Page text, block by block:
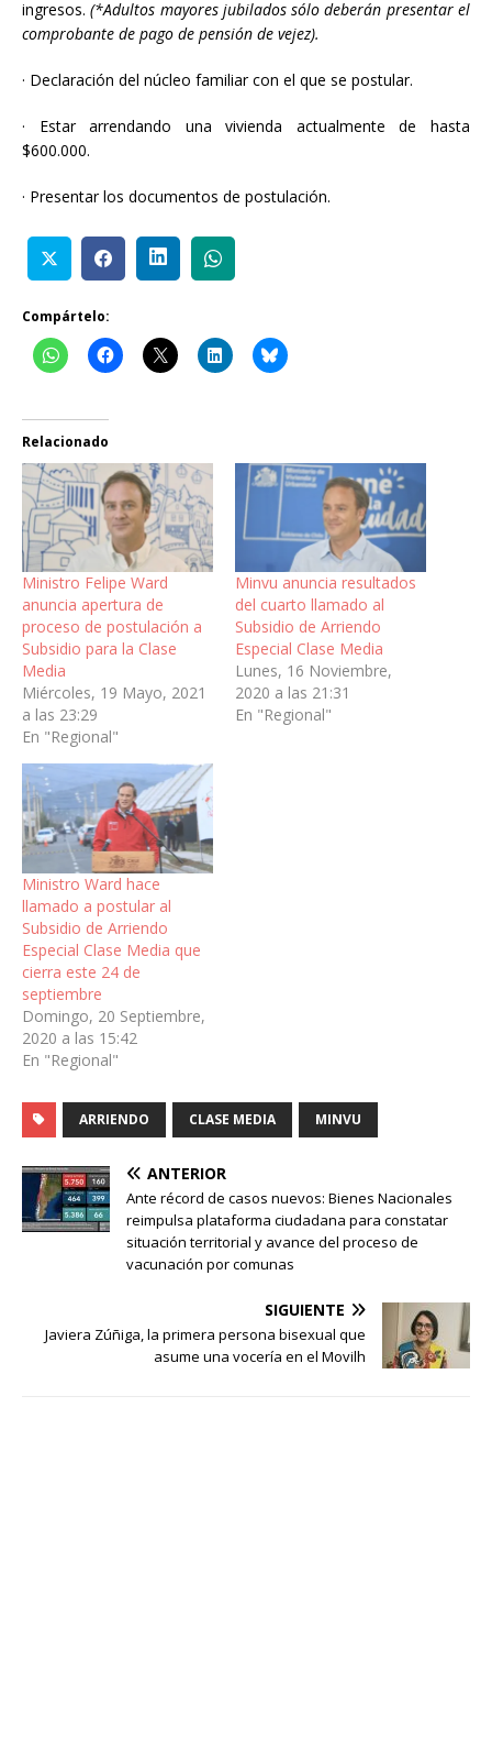
ingresos.(*Adultos mayores jubilados sólo deberán presentar el
comprobante de pago de pensión de vejez).
· Declaración del núcleo familiar con el que se postular.
· Estar arrendando una vivienda actualmente de hasta
$600.000.
· Presentar los documentos de postulación.
Compártelo:
Relacionado
Ministro Felipe Ward
anuncia apertura de
proceso de postulación a
Subsidio para la Clase
Media
Miércoles, 19 Mayo, 2021
a las 23:29
En "Regional"
Minvu anuncia resultados
del cuarto llamado al
Subsidio de Arriendo
Especial Clase Media
Lunes, 16 Noviembre,
2020 a las 21:31
En "Regional"
Ministro Ward hace
llamado a postular al
Subsidio de Arriendo
Especial Clase Media que
cierra este 24 de
septiembre
Domingo, 20 Septiembre,
2020 a las 15:42
En "Regional"
ARRIENDO CLASE MEDIA MINVU
ANTERIOR
Ante récord de casos nuevos: Bienes Nacionales
reimpulsa plataforma ciudadana para constatar
situación territorial y avance del proceso de
vacunación por comunas
SIGUIENTE
Javiera Zúñiga, la primera persona bisexual que
asume una vocería en el Movilh